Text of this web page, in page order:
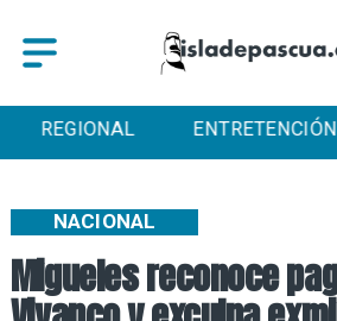
ENTRETENCIÓN
Migueles reconoce
NACIONAL